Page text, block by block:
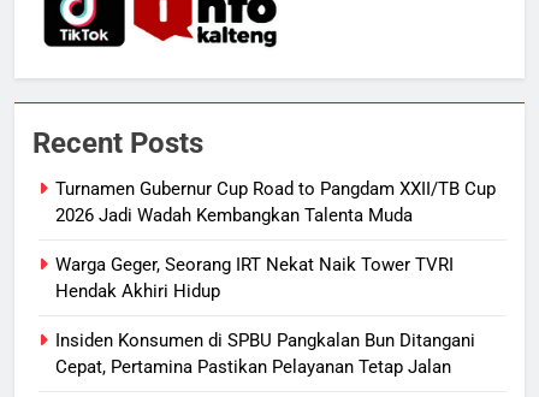
Recent Posts
Turnamen Gubernur Cup Road to Pangdam XXII/TB Cup
2026 Jadi Wadah Kembangkan Talenta Muda
Warga Geger, Seorang IRT Nekat Naik Tower TVRI
Hendak Akhiri Hidup
Insiden Konsumen di SPBU Pangkalan Bun Ditangani
Cepat, Pertamina Pastikan Pelayanan Tetap Jalan
Pilkada Rp40 Miliar
Presiden Prabowo Minta Bahlil
Listrik di Kalsel-Teng
8
Sudarsono: Keberhasilan APBD
Bukan Sekadar Hemat Anggaran